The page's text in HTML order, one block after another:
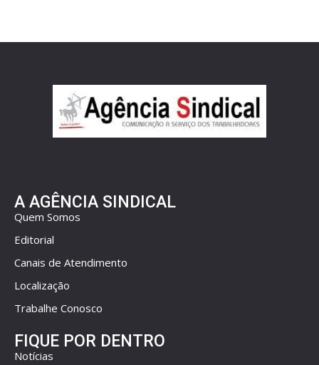
A AGÊNCIA SINDICAL
Quem Somos
Editorial
Canais de Atendimento
Localização
Trabalhe Conosco
FIQUE POR DENTRO
Notícias